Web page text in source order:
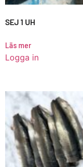
SEJ 1 UH
Läs mer
Logga in